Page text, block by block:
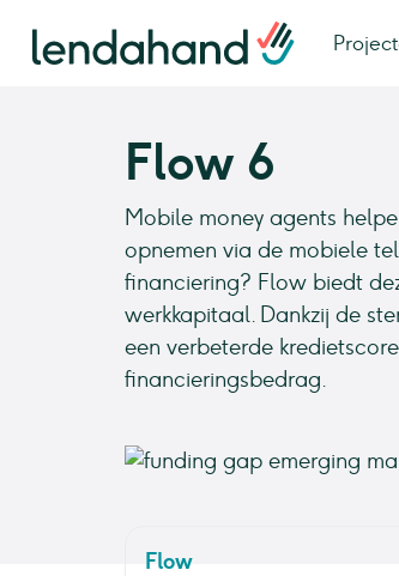
Flow 6
Mobile money agents
opnemen via de mobiele
financiering? Flow biedt
werkkapitaal. Dankzij de
een verbeterde
financieringsbedrag.
Flow